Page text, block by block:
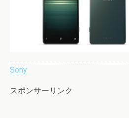
Sony
スポンサーリンク